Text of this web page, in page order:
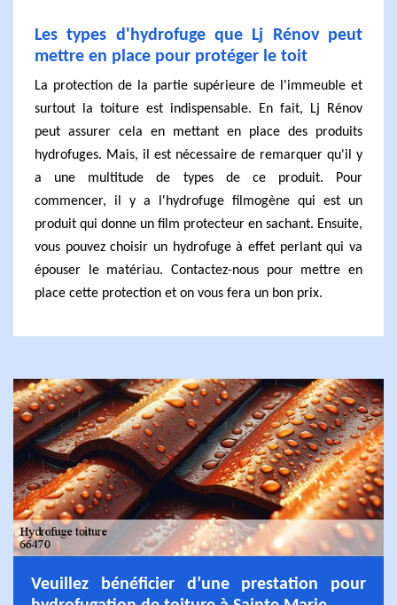
Les types d'hydrofuge que Lj Rénov peut
mettre en place pour protéger le toit
La protection de la partie supérieure de l'immeuble et
surtout la toiture est indispensable. En fait, Lj Rénov
peut assurer cela en mettant en place des produits
hydrofuges. Mais, il est nécessaire de remarquer qu'il y
a une multitude de types de ce produit. Pour
commencer, il y a l'hydrofuge filmogène qui est un
produit qui donne un film protecteur en sachant. Ensuite,
vous pouvez choisir un hydrofuge à effet perlant qui va
épouser le matériau. Contactez-nous pour mettre en
place cette protection et on vous fera un bon prix.
Veuillez bénéficier d’une prestation pour